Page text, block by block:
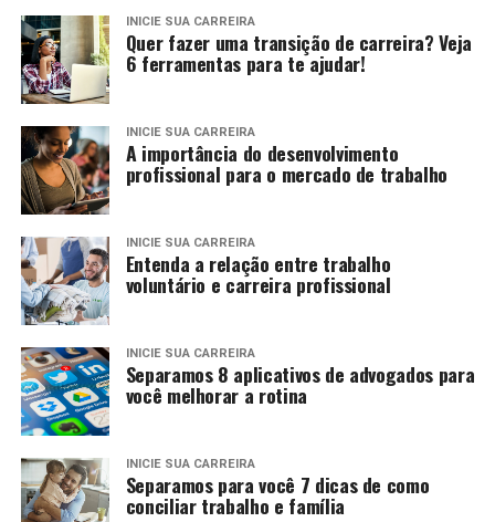
INICIE SUA CARREIRA
Quer fazer uma transição de carreira? Veja
6 ferramentas para te ajudar!
INICIE SUA CARREIRA
A importância do desenvolvimento
profissional para o mercado de trabalho
INICIE SUA CARREIRA
Entenda a relação entre trabalho
voluntário e carreira profissional
INICIE SUA CARREIRA
Separamos 8 aplicativos de advogados para
você melhorar a rotina
INICIE SUA CARREIRA
Separamos para você 7 dicas de como
conciliar trabalho e família